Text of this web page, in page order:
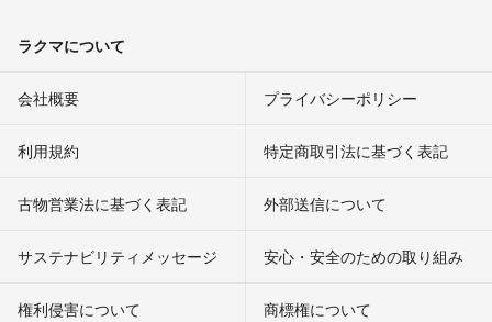
ラクマについて
会社概要 プライバシーポリシー
利用規約 特定商取引法に基づく表記
古物営業法に基づく表記 外部送信について
サステナビリティメッセージ 安心・安全のための取り組み
権利侵害について
商標権について